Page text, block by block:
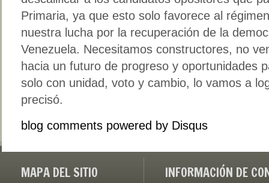
Primaria, ya que esto solo favorece al
nuestra lucha por la recuperación de la
Venezuela. Necesitamos constructores, no
hacia un futuro de progreso y oportunidades
solo con unidad, voto y cambio, lo vamos a
precisó.
blog comments powered by Disqus
MAPA DEL SITIO INFORMACIÓN DE